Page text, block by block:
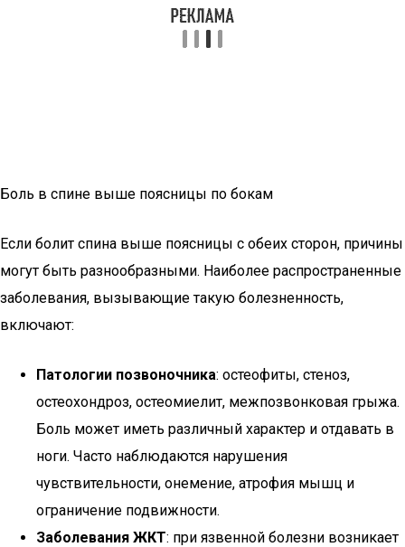
Боль в спине выше поясницы по бокам
Если болит спина выше поясницы с обеих сторон, причины
могут быть разнообразными. Наиболее распространенные
заболевания, вызывающие такую болезненность,
включают:
Патологии позвоночника: остеофиты, стеноз,
остеохондроз, остеомиелит, межпозвонковая грыжа.
Боль может иметь различный характер и отдавать в
ноги. Часто наблюдаются нарушения
чувствительности, онемение, атрофия мышц и
ограничение подвижности.
Заболевания ЖКТ: при язвенной болезни возникает